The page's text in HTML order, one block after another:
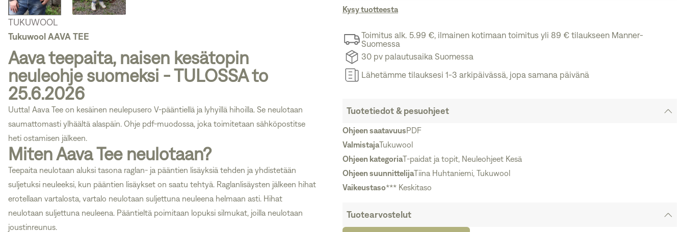
TUKUWOOL
Tukuwool AAVA TEE
Aava teepaita, naisen kesätopin
neuleohje suomeksi - TULOSSA to
25.6.2026
Uutta! Aava Tee on kesäinen neulepusero V-pääntiellä ja lyhyillä hihoilla. Se neulotaan
saumattomasti ylhäältä alaspäin. Ohje pdf-muodossa, joka toimitetaan sähköpostitse
heti ostamisen jälkeen.
Miten Aava Tee neulotaan?
Teepaita neulotaan aluksi tasona raglan- ja pääntien lisäyksiä tehden ja yhdistetään
suljetuksi neuleeksi, kun pääntien lisäykset on saatu tehtyä. Raglanlisäysten jälkeen hihat
erotellaan vartalosta, vartalo neulotaan suljettuna neuleena helmaan asti. Hihat
neulotaan suljettuna neuleena. Pääntieltä poimitaan lopuksi silmukat, joilla neulotaan
joustinreunus.
Kysy tuotteesta
Toimitus alk. 5.99 €, ilmainen kotimaan toimitus yli 89 € tilaukseen Manner-
Suomessa
30 pv palautusaika Suomessa
Lähetämme tilauksesi 1-3 arkipäivässä, jopa samana päivänä
Tuotetiedot & pesuohjeet
Ohjeen saatavuusPDF
ValmistajaTukuwool
Ohjeen kategoriaT-paidat ja topit, Neuleohjeet Kesä
Ohjeen suunnittelijaTiina Huhtaniemi, Tukuwool
Vaikeustaso*** Keskitaso
Tuotearvostelut